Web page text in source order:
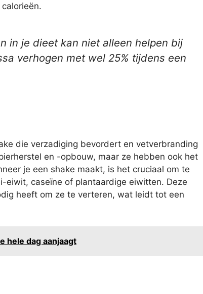
in je dieet kan niet alleen helpen bij
verhogen met wel 25% tijdens een
die verzadiging bevordert en vetverbranding
en -opbouw, maar ze hebben ook het
je een shake maakt, is het cruciaal om te
eiwit, caseïne of plantaardige eiwitten. Deze
heeft om ze te verteren, wat leidt tot een
hele dag aanjaagt